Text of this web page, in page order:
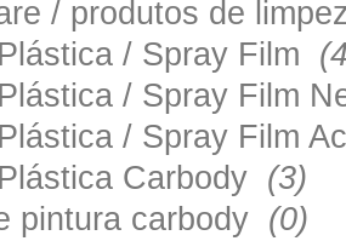
/ produtos de
/ Spray Film
/ Spray Film
/ Spray Film
Carbody (3)
pintura carbody (0)